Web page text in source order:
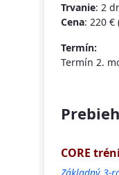
Trvanie: 2
Cena: 220
Termín:
Termín 2.
CORE